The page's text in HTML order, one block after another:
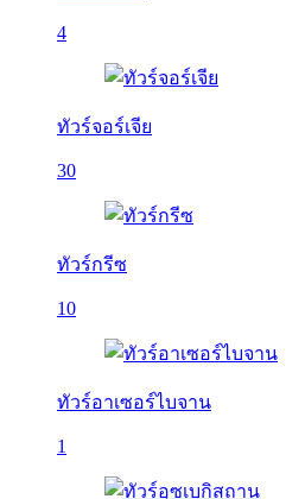
4
ทัวร์จอร์เจีย
30
ทัวร์กรีซ
10
ทัวร์อาเซอร์ไบจาน
1